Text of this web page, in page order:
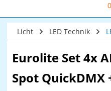
Licht LED Technik
Eurolite Set 4x
Spot QuickDMX